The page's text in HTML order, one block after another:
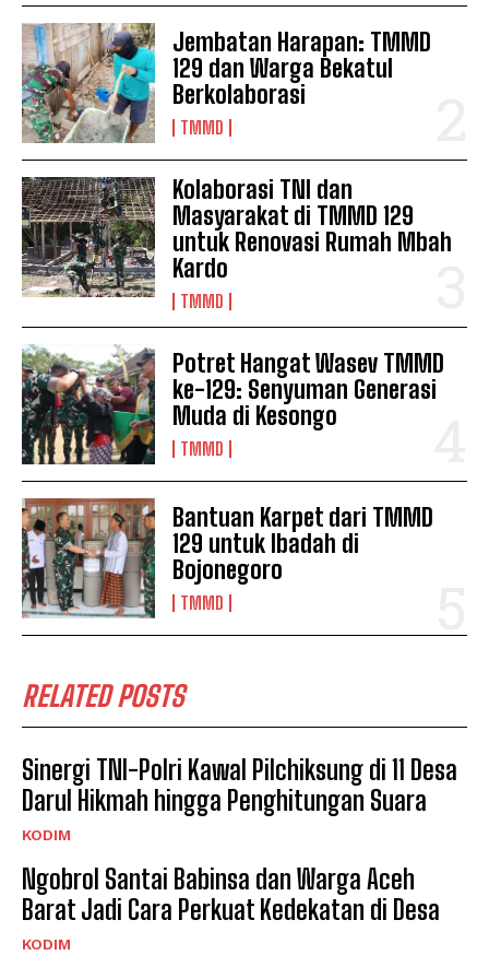
Jembatan Harapan: TMMD
129 dan Warga Bekatul
Berkolaborasi
TMMD
Kolaborasi TNI dan
Masyarakat di TMMD 129
untuk Renovasi Rumah Mbah
Kardo
TMMD
Potret Hangat Wasev TMMD
ke-129: Senyuman Generasi
Muda di Kesongo
TMMD
Bantuan Karpet dari TMMD
129 untuk Ibadah di
Bojonegoro
TMMD
RELATED POSTS
Sinergi TNI-Polri Kawal Pilchiksung di 11 Desa
Darul Hikmah hingga Penghitungan Suara
KODIM
Ngobrol Santai Babinsa dan Warga Aceh
Barat Jadi Cara Perkuat Kedekatan di Desa
KODIM